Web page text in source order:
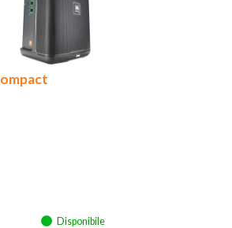
Disponibile